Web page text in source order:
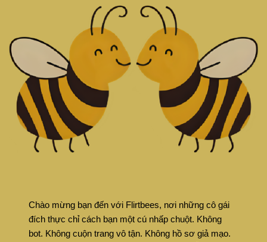
Chào mừng bạn đến với Flirtbees, nơi những cô gái
đích thực chỉ cách bạn một cú nhấp chuột. Không
bot. Không cuộn trang vô tận. Không hồ sơ giả mạo.